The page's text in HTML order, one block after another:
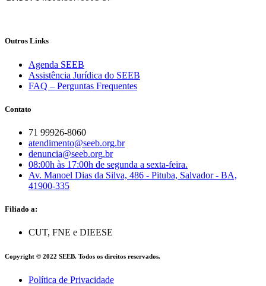
Outros Links
Agenda SEEB
Assistência Jurídica do SEEB
FAQ – Perguntas Frequentes
Contato
71 99926-8060
atendimento@seeb.org.br
denuncia@seeb.org.br
08:00h às 17:00h de segunda a sexta-feira.
Av. Manoel Dias da Silva, 486 - Pituba, Salvador - BA,
41900-335
Filiado a:
CUT, FNE e DIEESE
Copyright © 2022 SEEB. Todos os direitos reservados.
Política de Privacidade